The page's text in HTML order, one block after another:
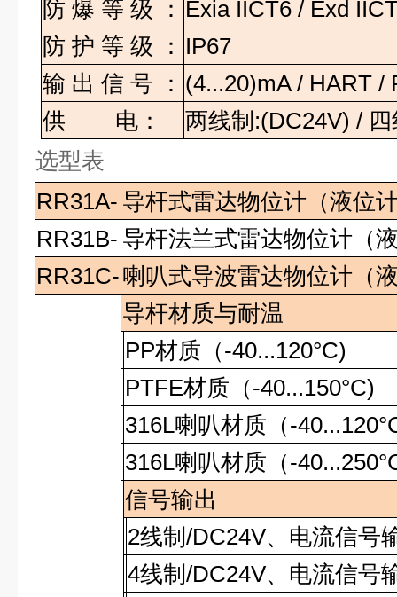
防 爆 等 级 ： Exia IICT6 / Exd
防 护 等 级 ： IP67
输 出 信 号 ： (4...20)mA / HART /
供
电： 两线制 :(DC24V) /
选型表
RR31A- 导杆式雷达物位计（液位
RR31B- 导杆法兰式雷达物位计（
RR31C-喇叭式导波雷达物位计（
导杆材质与耐温
PP材质（-40...120°C)
PTFE材质（-40...150°C)
316L喇叭材质（-
316L喇叭材质（-
信号输出
2线制 /DC24V、电流信号
4线制 /DC24V、电流信号